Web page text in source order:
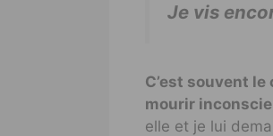
Je vis
C’est souvent
mourir
elle et je lui